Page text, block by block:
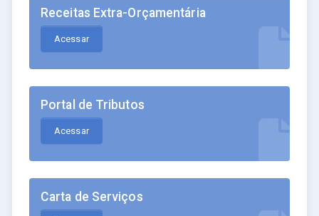
Receitas Extra-Orçamentária
Acessar
Portal de Tributos
Acessar
Carta de Serviços